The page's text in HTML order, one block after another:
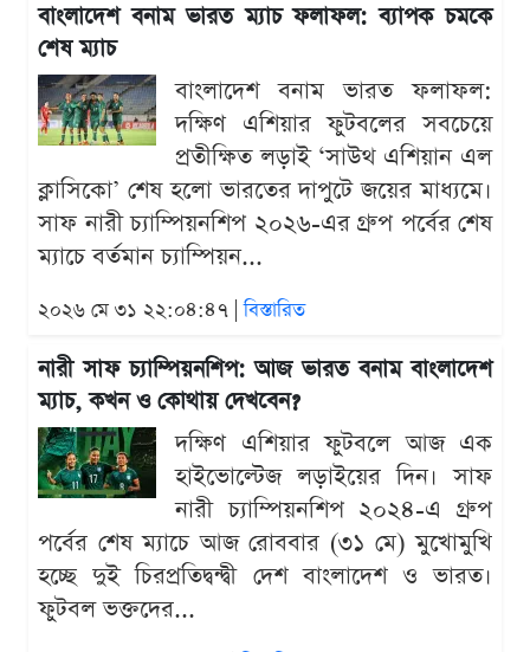
বাংলাদেশ বনাম ভারত ম্যাচ ফলাফল: ব্যাপক চমকে
শেষ ম্যাচ
বাংলাদেশ বনাম ভারত ফলাফল:
দক্ষিণ এশিয়ার ফুটবলের সবচেয়ে
প্রতীক্ষিত লড়াই ‘সাউথ এশিয়ান এল
ক্লাসিকো’ শেষ হলো ভারতের দাপুটে জয়ের মাধ্যমে।
সাফ নারী চ্যাম্পিয়নশিপ ২০২৬-এর গ্রুপ পর্বের শেষ
ম্যাচে বর্তমান চ্যাম্পিয়ন...
২০২৬ মে ৩১ ২২:০৪:৪৭ |বিস্তারিত
নারী সাফ চ্যাম্পিয়নশিপ: আজ ভারত বনাম বাংলাদেশ
ম্যাচ, কখন ও কোথায় দেখবেন?
দক্ষিণ এশিয়ার ফুটবলে আজ এক
হাইভোল্টেজ লড়াইয়ের দিন। সাফ
নারী চ্যাম্পিয়নশিপ ২০২৪-এ গ্রুপ
পর্বের শেষ ম্যাচে আজ রোববার (৩১ মে) মুখোমুখি
হচ্ছে দুই চিরপ্রতিদ্বন্দ্বী দেশ বাংলাদেশ ও ভারত।
ফুটবল ভক্তদের...